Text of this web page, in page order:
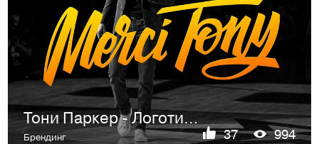
Тони Паркер - Логотип финального матча
Брендинг 37 994